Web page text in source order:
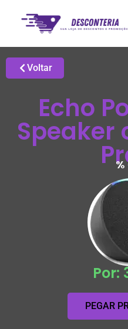
Voltar
Echo
Speaker
%
Por:
PEGAR